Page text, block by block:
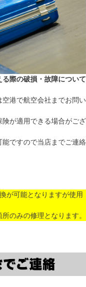
際の破損・故障について
港で航空会社までお問い
が適用できる場合がござ
ですので当店までご連絡
が可能となりますが使用
のみの修理となります。